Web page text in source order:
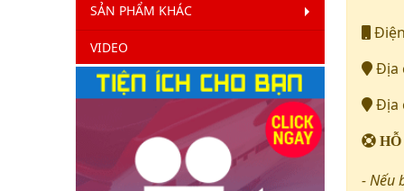
SẢN PHẨM KHÁC
VIDEO
Địa
Địa
- Nếu